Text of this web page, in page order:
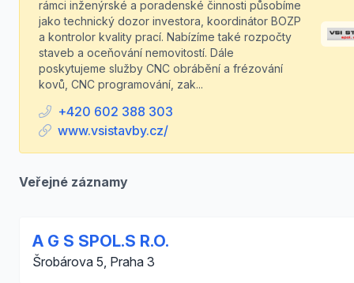
rámci inženýrské a poradenské činnosti působíme
jako technický dozor investora, koordinátor BOZP
a kontrolor kvality prací. Nabízíme také rozpočty
staveb a oceňování nemovitostí. Dále
poskytujeme služby CNC obrábění a frézování
kovů, CNC programování, zak...
+420 602 388 303
www.vsistavby.cz/
Veřejné záznamy
A G S SPOL.S R.O.
Šrobárova 5, Praha 3